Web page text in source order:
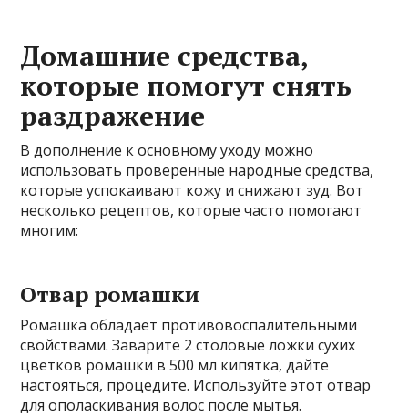
Домашние средства,
которые помогут снять
раздражение
В дополнение к основному уходу можно
использовать проверенные народные средства,
которые успокаивают кожу и снижают зуд. Вот
несколько рецептов, которые часто помогают
многим:
Отвар ромашки
Ромашка обладает противовоспалительными
свойствами. Заварите 2 столовые ложки сухих
цветков ромашки в 500 мл кипятка, дайте
настояться, процедите. Используйте этот отвар
для ополаскивания волос после мытья.